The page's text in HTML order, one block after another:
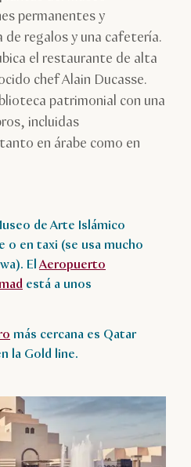
permanentes y
regalos y una cafetería.
el restaurante de alta
chef Alain Ducasse.
patrimonial con una
incluidas
en árabe como en
de Arte Islámico
o en taxi (se usa mucho
ElAeropuerto
está a unos
más cercana es Qatar
la Gold line.